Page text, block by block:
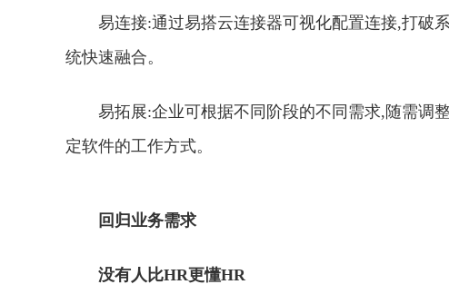
易连接:通过易搭云连接器可视化配置连接,打破
统快速融合。
易拓展:企业可根据不同阶段的不同需求,随需调
定软件的工作方式。
回归业务需求
没有人比HR更懂HR